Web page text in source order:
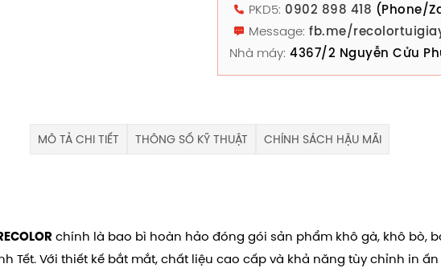
PKD5: 0902 898 418 (Phone/
Message: fb.me/
Nhà máy: 4367/2 Nguyễn Cửu
MÔ TẢ CHI TIẾT THÔNG SỐ KỸ THUẬT CHÍNH SÁCH HẬU MÃI
chính là bao bì hoàn hảo đóng gói sản phẩm khô gà, khô bò,
Tết. Với thiết kế bắt mắt, chất liệu cao cấp và khả năng tùy chỉnh in